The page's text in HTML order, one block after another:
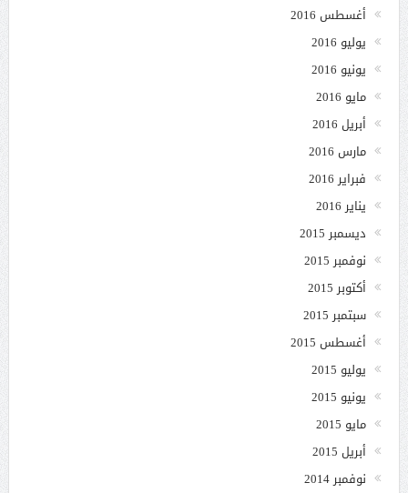
أغسطس 2016
يوليو 2016
يونيو 2016
مايو 2016
أبريل 2016
مارس 2016
فبراير 2016
يناير 2016
ديسمبر 2015
نوفمبر 2015
أكتوبر 2015
سبتمبر 2015
أغسطس 2015
يوليو 2015
يونيو 2015
مايو 2015
أبريل 2015
نوفمبر 2014